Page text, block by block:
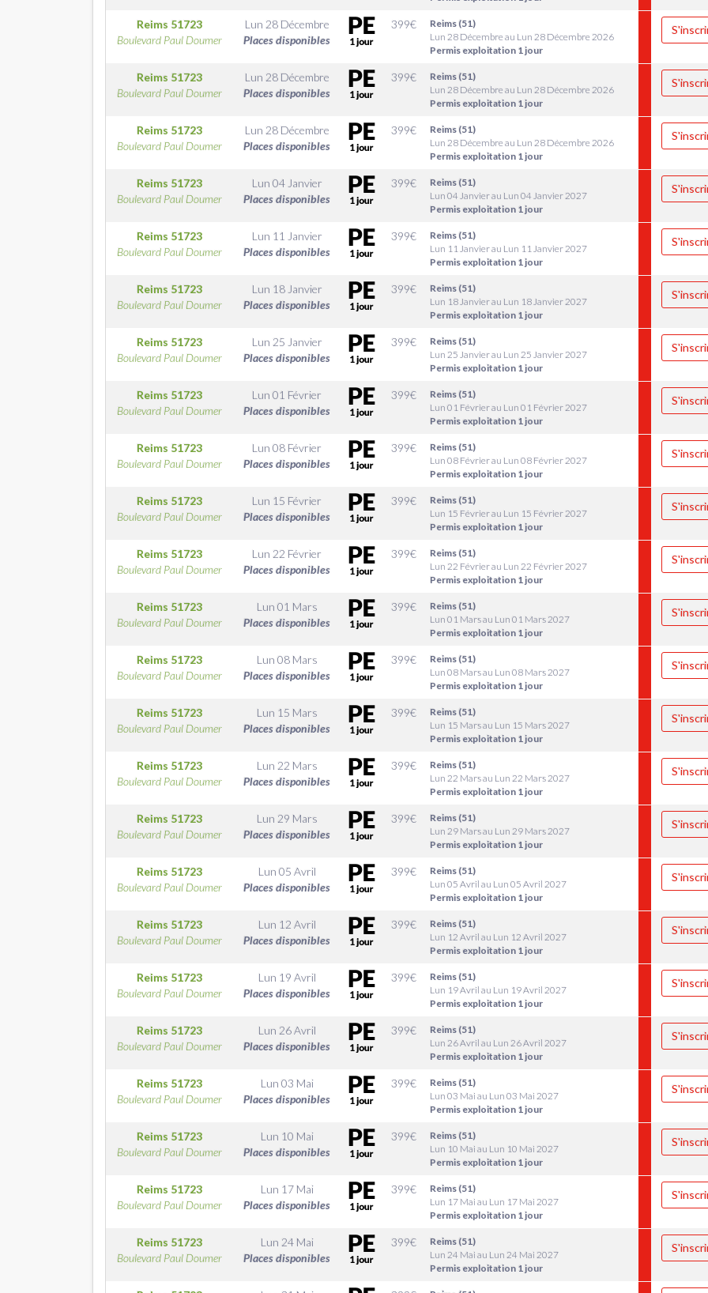
Reims 51723
Boulevard Paul Doumer
Lun 28 Décembre
Places disponibles
399€
Reims (51)
Lun 28 Décembre au Lun 28 Décembre 2026
Permis exploitation 1 jour
Reims 51723
Boulevard Paul Doumer
Lun 28 Décembre
Places disponibles
399€
Reims (51)
Lun 28 Décembre au Lun 28 Décembre 2026
Permis exploitation 1 jour
Reims 51723
Boulevard Paul Doumer
Lun 28 Décembre
Places disponibles
399€
Reims (51)
Lun 28 Décembre au Lun 28 Décembre 2026
Permis exploitation 1 jour
Reims 51723
Boulevard Paul Doumer
Lun 04 Janvier
Places disponibles
399€
Reims (51)
Lun 04 Janvier au Lun 04 Janvier 2027
Permis exploitation 1 jour
Reims 51723
Boulevard Paul Doumer
Lun 11 Janvier
Places disponibles
399€
Reims (51)
Lun 11 Janvier au Lun 11 Janvier 2027
Permis exploitation 1 jour
Reims 51723
Boulevard Paul Doumer
Lun 18 Janvier
Places disponibles
399€
Reims (51)
Lun 18 Janvier au Lun 18 Janvier 2027
Permis exploitation 1 jour
Reims 51723
Boulevard Paul Doumer
Lun 25 Janvier
Places disponibles
399€
Reims (51)
Lun 25 Janvier au Lun 25 Janvier 2027
Permis exploitation 1 jour
Reims 51723
Boulevard Paul Doumer
Lun 01 Février
Places disponibles
399€
Reims (51)
Lun 01 Février au Lun 01 Février 2027
Permis exploitation 1 jour
Reims 51723
Boulevard Paul Doumer
Lun 08 Février
Places disponibles
399€
Reims (51)
Lun 08 Février au Lun 08 Février 2027
Permis exploitation 1 jour
Reims 51723
Boulevard Paul Doumer
Lun 15 Février
Places disponibles
399€
Reims (51)
Lun 15 Février au Lun 15 Février 2027
Permis exploitation 1 jour
Reims 51723
Boulevard Paul Doumer
Lun 22 Février
Places disponibles
399€
Reims (51)
Lun 22 Février au Lun 22 Février 2027
Permis exploitation 1 jour
Reims 51723
Boulevard Paul Doumer
Lun 01 Mars
Places disponibles
399€
Reims (51)
Lun 01 Mars au Lun 01 Mars 2027
Permis exploitation 1 jour
Reims 51723
Boulevard Paul Doumer
Lun 08 Mars
Places disponibles
399€
Reims (51)
Lun 08 Mars au Lun 08 Mars 2027
Permis exploitation 1 jour
Reims 51723
Boulevard Paul Doumer
Lun 15 Mars
Places disponibles
399€
Reims (51)
Lun 15 Mars au Lun 15 Mars 2027
Permis exploitation 1 jour
Reims 51723
Boulevard Paul Doumer
Lun 22 Mars
Places disponibles
399€
Reims (51)
Lun 22 Mars au Lun 22 Mars 2027
Permis exploitation 1 jour
Reims 51723
Boulevard Paul Doumer
Lun 29 Mars
Places disponibles
399€
Reims (51)
Lun 29 Mars au Lun 29 Mars 2027
Permis exploitation 1 jour
Reims 51723
Boulevard Paul Doumer
Lun 05 Avril
Places disponibles
399€
Reims (51)
Lun 05 Avril au Lun 05 Avril 2027
Permis exploitation 1 jour
Reims 51723
Boulevard Paul Doumer
Lun 12 Avril
Places disponibles
399€
Reims (51)
Lun 12 Avril au Lun 12 Avril 2027
Permis exploitation 1 jour
Reims 51723
Boulevard Paul Doumer
Lun 19 Avril
Places disponibles
399€
Reims (51)
Lun 19 Avril au Lun 19 Avril 2027
Permis exploitation 1 jour
Reims 51723
Boulevard Paul Doumer
Lun 26 Avril
Places disponibles
399€
Reims (51)
Lun 26 Avril au Lun 26 Avril 2027
Permis exploitation 1 jour
Reims 51723
Boulevard Paul Doumer
Lun 03 Mai
Places disponibles
399€
Reims (51)
Lun 03 Mai au Lun 03 Mai 2027
Permis exploitation 1 jour
Reims 51723
Boulevard Paul Doumer
Lun 10 Mai
Places disponibles
399€
Reims (51)
Lun 10 Mai au Lun 10 Mai 2027
Permis exploitation 1 jour
Reims 51723
Boulevard Paul Doumer
Lun 17 Mai
Places disponibles
399€
Reims (51)
Lun 17 Mai au Lun 17 Mai 2027
Permis exploitation 1 jour
Reims 51723
Boulevard Paul Doumer
Lun 24 Mai
Places disponibles
399€
Reims (51)
Lun 24 Mai au Lun 24 Mai 2027
Permis exploitation 1 jour